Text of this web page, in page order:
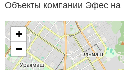
Объекты компании Эфес на
+
−